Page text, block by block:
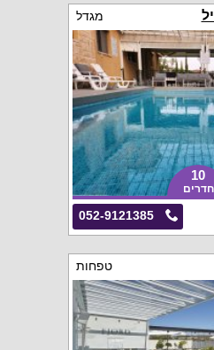
מגדל
10
חדרים
052-9121385
טפחות